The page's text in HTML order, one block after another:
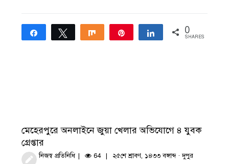
Share Tweet Share Share 0
SHARES
মেহেরপুরে অনলাইনে জুয়া খেলার অভিযোগে ৪ যুবক
গ্রেপ্তার
নিজস্ব প্রতিনিধি 64 ২৫শে শ্রাবণ, ১৪৩৩ বঙ্গাব্দ · দুপুর